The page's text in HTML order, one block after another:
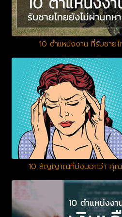
10 ตำแหน่งงาน ที่รับชาย
10 สัญญาณที่บ่งบอกว่า คุณค